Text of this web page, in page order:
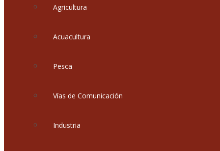
Agricultura
Acuacultura
Pesca
Vías de Comunicación
Industria